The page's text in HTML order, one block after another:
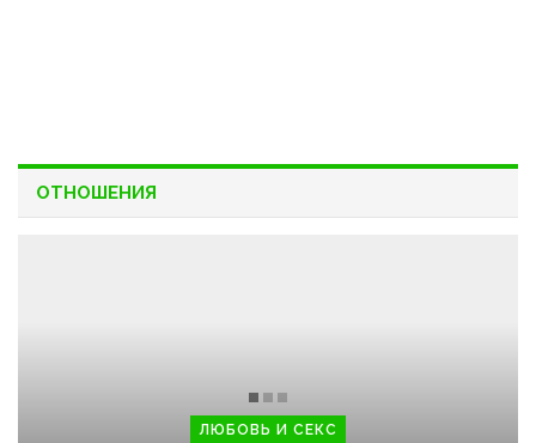
ОТНОШЕНИЯ
ЛЮБОВЬ И СЕКС